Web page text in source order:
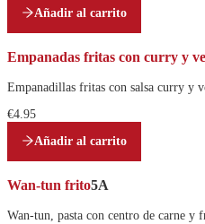
.
.
Añadir al carrito
Empanadas fritas con curry y
Empanadillas fritas con salsa curry y
€4.95
Añadir al carrito
Wan-tun frito5A
Wan-tun, pasta con centro de carne y